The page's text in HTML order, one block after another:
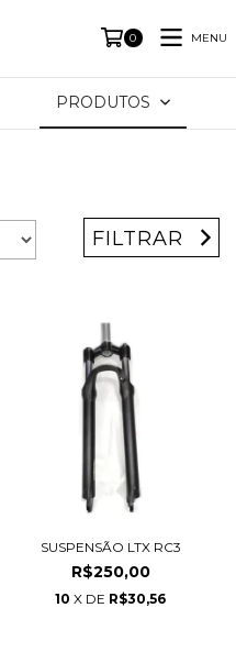
0 MENU
PRODUTOS
FILTRAR
SUSPENSÃO LTX RC3
R$250,00
10 X DE R$30,56